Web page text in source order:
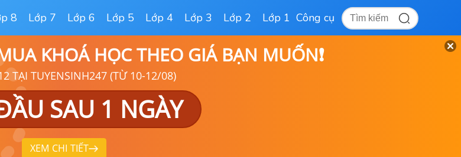
8 Lớp 7 Lớp 6 Lớp 5 Lớp 4 Lớp 3 Lớp 2 Lớp 1 Công cụ
KHOÁ HỌC THEO GIÁ BẠN MUỐN❗
TẠI TUYENSINH247 (TỪ 10-12/08)
SAU 1 NGÀY
XEM CHI TIẾT